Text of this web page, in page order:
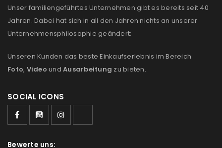
Ich stimme zu
Ja, ich möchte ein Kundenkonto eröffnen und
akzeptiere dieDatenschutzerklärung.
REGISTRIEREN
Unser familiengeführtes Unternehmen gibt es bereits seit 40
Jahren. Dabei hat sich in all den Jahren nichts an unserer
Unternehmensphilosophie geändert:
Unseren Kunden das beste Einkaufserlebnis im Bereich
Foto, Video und Ausarbeitung zu bieten.
SOCIAL ICONS
Bewerte uns: